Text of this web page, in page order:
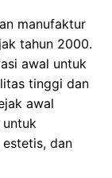
manufaktur
tahun 2000.
awal untuk
tinggi dan
awal
untuk
dan